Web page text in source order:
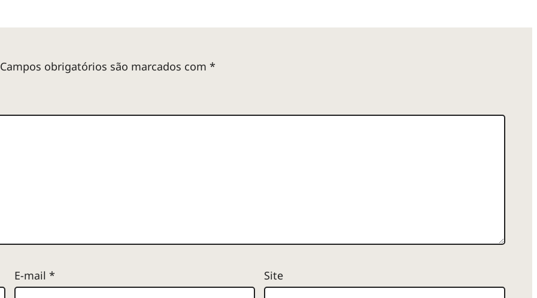
Campos obrigatórios são marcados com *
E-mail * Site